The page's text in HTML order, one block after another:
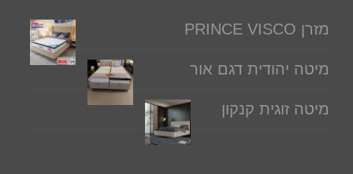
מזרן PRINCE VISCO
מיטה יהודית דגם אור
מיטה זוגית קנקון